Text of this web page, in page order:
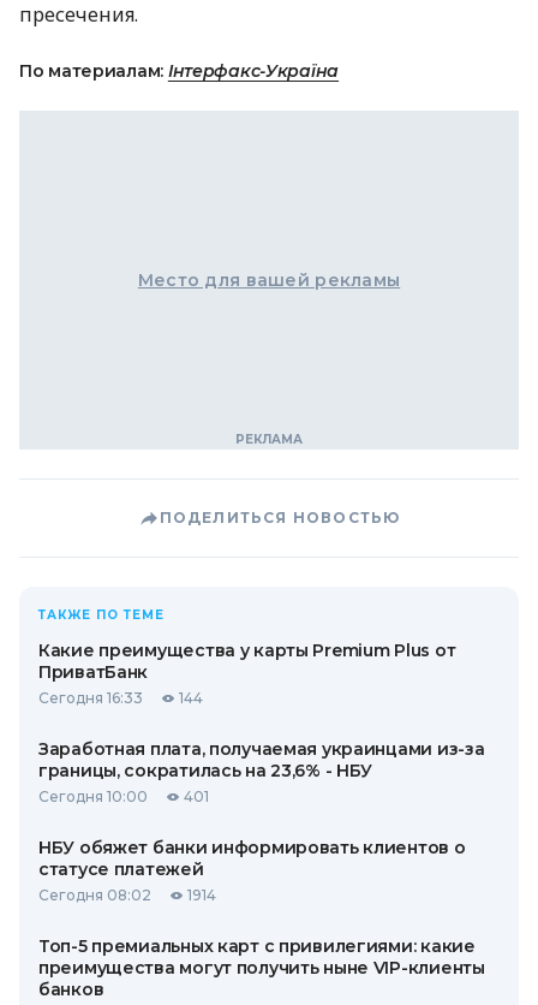
пресечения.
По материалам: Інтерфакс-Україна
Место для вашей рекламы
ПОДЕЛИТЬСЯ НОВОСТЬЮ
ТАКЖЕ ПО ТЕМЕ
Какие преимущества у карты Premium Plus от
ПриватБанк
Сегодня 16:33 144
Заработная плата, получаемая украинцами из-за
границы, сократилась на 23,6% - НБУ
Сегодня 10:00 401
НБУ обяжет банки информировать клиентов о
статусе платежей
Сегодня 08:02 1914
Топ-5 премиальных карт с привилегиями: какие
преимущества могут получить ныне VIP-клиенты
банков